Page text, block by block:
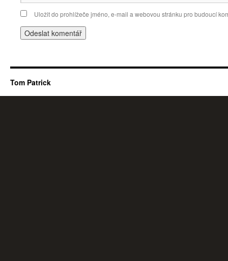
Uložit do prohlížeče jméno, e-mail a webovou stránku pro budoucí
Tom Patrick